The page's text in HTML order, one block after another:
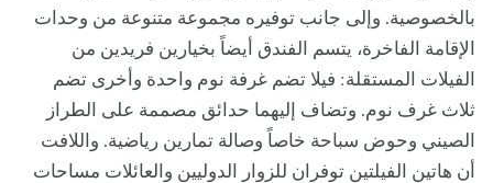
بالخصوصية. وإلى جانب توفيره مجموعة متنوعة من وحدات
الإقامة الفاخرة، يتسم الفندق أيضاً بخيارين فريدين من
الفيلات المستقلة: فيلا تضم غرفة نوم واحدة وأخرى تضم
ثلاث غرف نوم. وتضاف إليهما حدائق مصممة على الطراز
الصيني وحوض سباحة خاصاً وصالة تمارين رياضية. واللافت
أن هاتين الفيلتين توفران للزوار الدوليين والعائلات مساحات